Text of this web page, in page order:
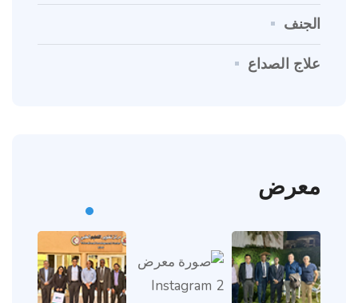
الجنف
علاج الصداع
معرض